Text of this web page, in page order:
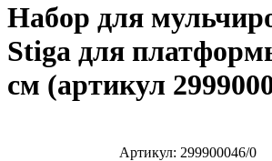
Набор для
Stiga для
cм (артикул
Артикул: 299900046/0